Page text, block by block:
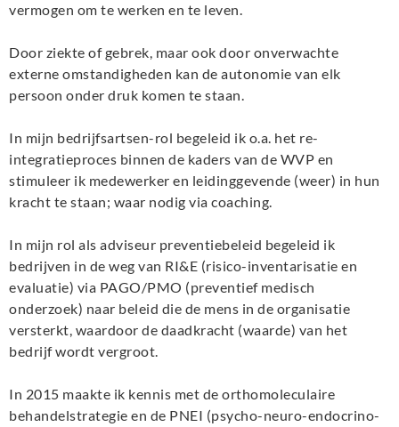
vermogen om te werken en te leven.
Door ziekte of gebrek, maar ook door onverwachte
externe omstandigheden kan de autonomie van elk
persoon onder druk komen te staan.
In mijn bedrijfsartsen-rol begeleid ik o.a. het re-
integratieproces binnen de kaders van de WVP en
stimuleer ik medewerker en leidinggevende (weer) in hun
kracht te staan; waar nodig via coaching.
In mijn rol als adviseur preventiebeleid begeleid ik
bedrijven in de weg van RI&E (risico-inventarisatie en
evaluatie) via PAGO/PMO (preventief medisch
onderzoek) naar beleid die de mens in de organisatie
versterkt, waardoor de daadkracht (waarde) van het
bedrijf wordt vergroot.
In 2015 maakte ik kennis met de orthomoleculaire
behandelstrategie en de PNEI (psycho-neuro-endocrino-